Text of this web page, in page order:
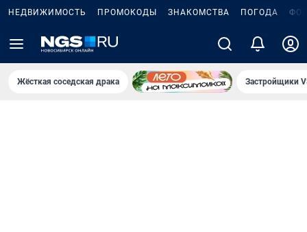
НЕДВИЖИМОСТЬ ПРОМОКОДЫ ЗНАКОМСТВА ПОГОДА
Жёсткая соседская драка Застройщики